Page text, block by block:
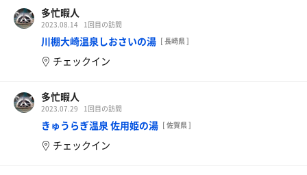
れてから時間が経っても綺麗な緑色が保たれる、とても美
味しいお茶です。
全体的に、これで700円(17時以降なら600円)というのはコ
スパに優れていると思う。有給をとった日、定時で帰れた
日など平日も今後頻繁に使っていくつもり。
多忙暇人
2023.08.14 1回目の訪問
川棚大崎温泉しおさいの湯 [ 長崎県 ]
チェックイン
多忙暇人
2023.07.29 1回目の訪問
きゅうらぎ温泉 佐用姫の湯 [ 佐賀県 ]
チェックイン